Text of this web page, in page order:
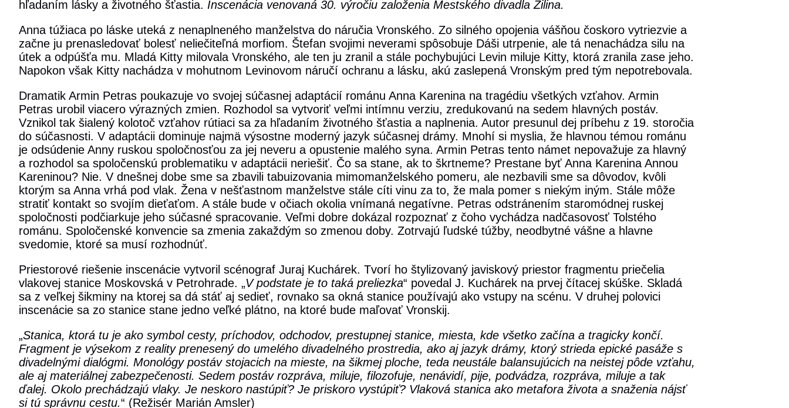
hľadaním lásky a životného šťastia. Inscenácia venovaná 30. výročiu založenia Mestského divadla Žilina.
Anna túžiaca po láske uteká z nenaplneného manželstva do náručia Vronského. Zo silného opojenia vášňou čoskoro vytriezvie a
začne ju prenasledovať bolesť neliečiteľná morfiom. Štefan svojimi neverami spôsobuje Dáši utrpenie, ale tá nenachádza silu na
útek a odpúšťa mu. Mladá Kitty milovala Vronského, ale ten ju zranil a stále pochybujúci Levin miluje Kitty, ktorá zranila zase jeho.
Napokon však Kitty nachádza v mohutnom Levinovom náručí ochranu a lásku, akú zaslepená Vronským pred tým nepotrebovala.
Dramatik Armin Petras poukazuje vo svojej súčasnej adaptácií románu Anna Karenina na tragédiu všetkých vzťahov. Armin
Petras urobil viacero výrazných zmien. Rozhodol sa vytvoriť veľmi intímnu verziu, zredukovanú na sedem hlavných postáv.
Vznikol tak šialený kolotoč vzťahov rútiaci sa za hľadaním životného šťastia a naplnenia. Autor presunul dej príbehu z 19. storočia
do súčasnosti. V adaptácii dominuje najmä výsostne moderný jazyk súčasnej drámy. Mnohí si myslia, že hlavnou témou románu
je odsúdenie Anny ruskou spoločnosťou za jej neveru a opustenie malého syna. Armin Petras tento námet nepovažuje za hlavný
a rozhodol sa spoločenskú problematiku v adaptácii neriešiť. Čo sa stane, ak to škrtneme? Prestane byť Anna Karenina Annou
Kareninou? Nie. V dnešnej dobe sme sa zbavili tabuizovania mimomanželského pomeru, ale nezbavili sme sa dôvodov, kvôli
ktorým sa Anna vrhá pod vlak. Žena v nešťastnom manželstve stále cíti vinu za to, že mala pomer s niekým iným. Stále môže
stratiť kontakt so svojím dieťaťom. A stále bude v očiach okolia vnímaná negatívne. Petras odstránením staromódnej ruskej
spoločnosti podčiarkuje jeho súčasné spracovanie. Veľmi dobre dokázal rozpoznať z čoho vychádza nadčasovosť Tolstého
románu. Spoločenské konvencie sa zmenia zakaždým so zmenou doby. Zotrvajú ľudské túžby, neodbytné vášne a hlavne
svedomie, ktoré sa musí rozhodnúť.
Priestorové riešenie inscenácie vytvoril scénograf Juraj Kuchárek. Tvorí ho štylizovaný javiskový priestor fragmentu priečelia
vlakovej stanice Moskovská v Petrohrade. „V podstate je to taká preliezka“ povedal J. Kuchárek na prvej čítacej skúške. Skladá
sa z veľkej šikminy na ktorej sa dá stáť aj sedieť, rovnako sa okná stanice používajú ako vstupy na scénu. V druhej polovici
inscenácie sa zo stanice stane jedno veľké plátno, na ktoré bude maľovať Vronskij.
„Stanica, ktorá tu je ako symbol cesty, príchodov, odchodov, prestupnej stanice, miesta, kde všetko začína a tragicky končí.
Fragment je výsekom z reality prenesený do umelého divadelného prostredia, ako aj jazyk drámy, ktorý strieda epické pasáže s
divadelnými dialógmi. Monológy postáv stojacich na mieste, na šikmej ploche, teda neustále balansujúcich na neistej pôde vzťahu,
ale aj materiálnej zabezpečenosti. Sedem postáv rozpráva, miluje, filozofuje, nenávidí, pije, podvádza, rozpráva, miluje a tak
ďalej. Okolo prechádzajú vlaky. Je neskoro nastúpiť? Je priskoro vystúpiť? Vlaková stanica ako metafora života a snaženia nájsť
si tú správnu cestu.“ (Režisér Marián Amsler)